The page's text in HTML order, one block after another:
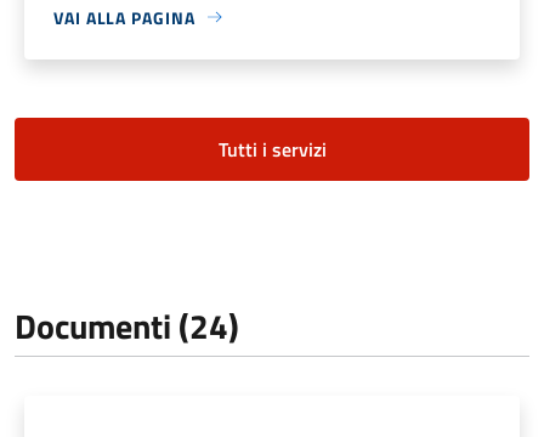
VAI ALLA PAGINA
Tutti i servizi
Documenti (24)